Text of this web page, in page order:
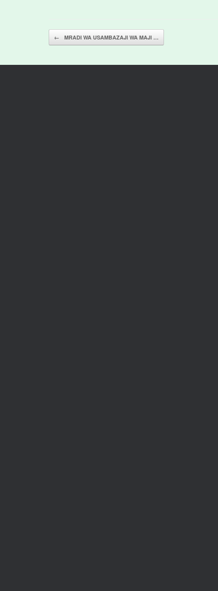
Post navigation
← MRADI WA USAMBAZAJI WA MAJI …